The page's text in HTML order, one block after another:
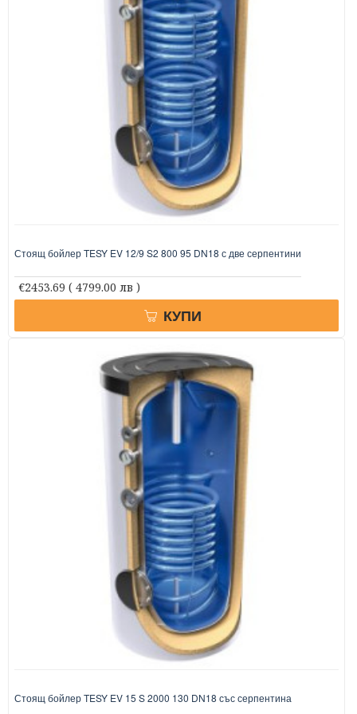
Стоящ бойлер TESY EV 12/9 S2 800 95 DN18 с две серпентини
€2453.69 ( 4799.00 лв )
КУПИ
Стоящ бойлер TESY EV 15 S 2000 130 DN18 със серпентина